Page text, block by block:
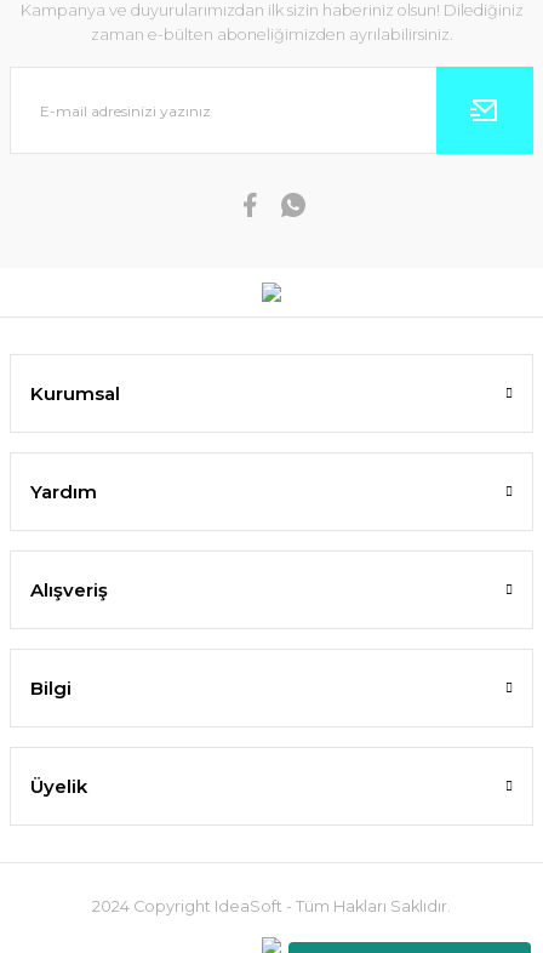
Kampanya ve duyurularımızdan ilk sizin haberiniz olsun! Dilediğiniz
zaman e-bülten aboneliğimizden ayrılabilirsiniz.
Kurumsal
Yardım
Alışveriş
Bilgi
Üyelik
2024 Copyright IdeaSoft - Tüm Hakları Saklıdır.